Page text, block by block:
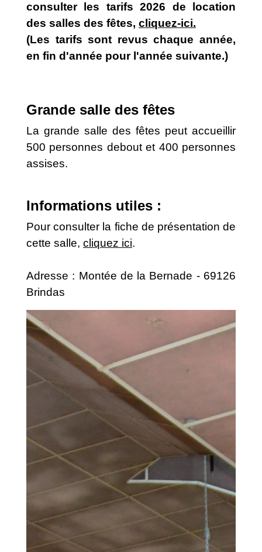
consulter les tarifs 2026 de location
des salles des fêtes, cliquez-ici.
(Les tarifs sont revus chaque année,
en fin d'année pour l'année suivante.)
Grande salle des fêtes
La grande salle des fêtes peut accueillir
500 personnes debout et 400 personnes
assises.
Informations utiles :
Pour consulter la fiche de présentation de
cette salle, cliquez ici.
Adresse : Montée de la Bernade - 69126
Brindas